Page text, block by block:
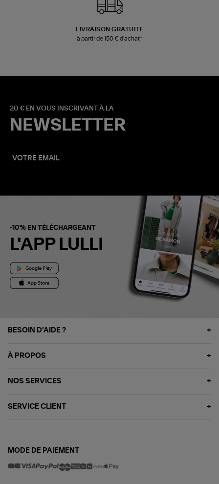
LIVRAISON GRATUITE
à partir de 150 € d'achat*
20 € EN VOUS INSCRIVANT À LA
NEWSLETTER
-10% EN TÉLÉCHARGEANT
L'APP LULLI
BESOIN D'AIDE ?
À PROPOS
NOS SERVICES
SERVICE CLIENT
MODE DE PAIEMENT